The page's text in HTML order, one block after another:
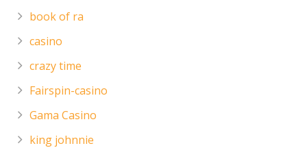
book of ra
casino
crazy time
Fairspin-casino
Gama Casino
king johnnie